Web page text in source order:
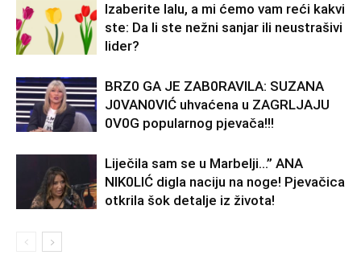
Izaberite lalu, a mi ćemo vam reći kakvi
ste: Da li ste nežni sanjar ili neustrašivi
lider?
BRZ0 GA JE ZAB0RAVlLA: SUZANA
J0VAN0VIĆ uhvaćena u ZAGRLJAJU
0V0G popularnog pjevača!!!
Liječila sam se u Marbelji…” ANA
NlK0LlĆ digla naciju na noge! Pjevačica
otkrila šok detalje iz života!